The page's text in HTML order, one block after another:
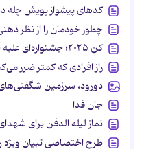
کدهای پیشواز پویش چله
چطور خودمان را از نظر ذهنی ۳۸ برابر قوی‌تر
کن ۲۰۲۵؛ جشنواره‌ای علیه خانواده
راز افرادی که کمتر ضرر
دورود، سرزمین
جان فدا
نماز لیله الدفن برای
طرح اختصاصی تبیان